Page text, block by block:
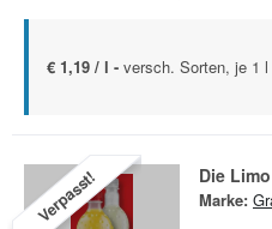
€ 1,19 / l - versch. Sorten, je 1
Verpasst! Die Limo
Marke: